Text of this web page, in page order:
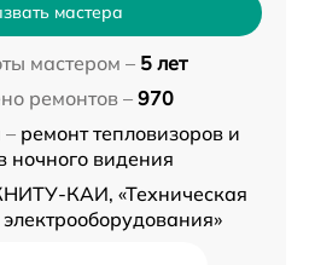
мастера
мастером – 5 лет
ремонтов – 970
– ремонт тепловизоров и
ночного видения
КАИ, «Техническая